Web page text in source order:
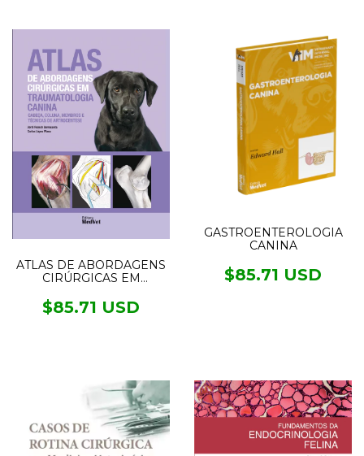
ATLAS DE ABORDAGENS
CIRÚRGICAS EM
CANINA
$85.71 USD
GASTROENTEROLOGIA
CANINA
$85.71 USD